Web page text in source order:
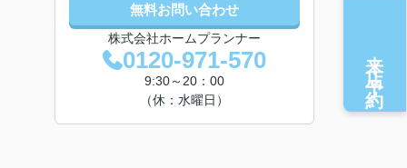
無料お問い合わせ
株式会社ホームプランナー
0120-971-570
9:30～20：00
（休：水曜日）
来店予約